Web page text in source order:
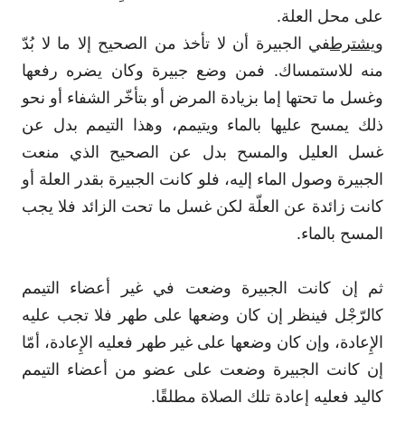
على محل العلة.
ويشترطفي الجبيرة أن لا تأخذ من الصحيح إلا ما لا بُدّ
منه للاستمساك. فمن وضع جبيرة وكان يضره رفعها
وغسل ما تحتها إما بزيادة المرض أو بتأخّر الشفاء أو نحو
ذلك يمسح عليها بالماء ويتيمم، وهذا التيمم بدل عن
غسل العليل والمسح بدل عن الصحيح الذي منعت
الجبيرة وصول الماء إليه، فلو كانت الجبيرة بقدر العلة أو
كانت زائدة عن العلّة لكن غسل ما تحت الزائد فلا يجب
المسح بالماء.
ثم إن كانت الجبيرة وضعت في غير أعضاء التيمم
كالرّجْل فينظر إن كان وضعها على طهر فلا تجب عليه
الإِعادة، وإن كان وضعها على غير طهر فعليه الإِعادة، أمّا
إن كانت الجبيرة وضعت على عضو من أعضاء التيمم
كاليد فعليه إعادة تلك الصلاة مطلقًا.